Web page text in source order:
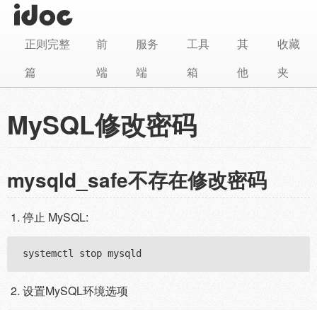
正则完整
篇
前
端
服务
端
工具
箱
其
他
收藏
夹
MySQL修改密码
mysqld_safe不存在修改密码
停止 MySQL:
设置MySQL环境选项